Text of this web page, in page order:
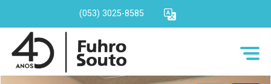
(053) 3025-8585